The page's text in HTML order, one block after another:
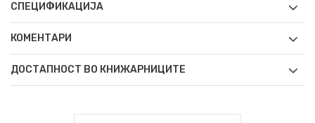
СПЕЦИФИКАЦИЈА
КОМЕНТАРИ
ДОСТАПНОСТ ВО КНИЖАРНИЦИТЕ